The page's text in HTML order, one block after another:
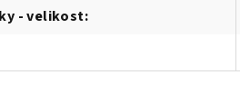
- velikost: